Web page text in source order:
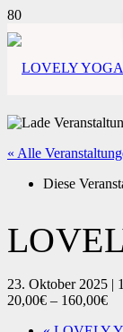
« Alle
Diese
23. Oktober 2025 |
20,00€ – 160,00€